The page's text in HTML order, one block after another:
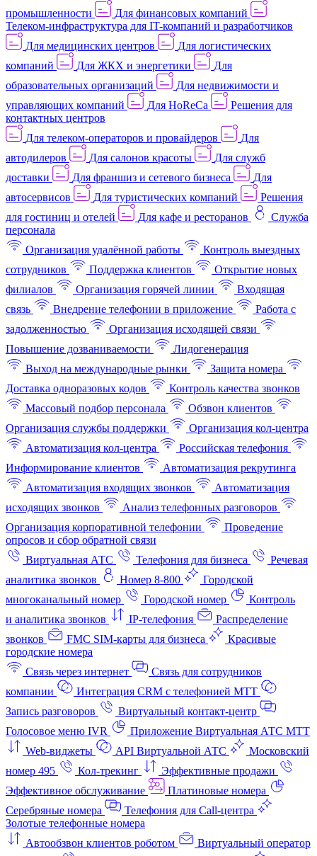
промышленности
Для финансовых компаний
Телеком-инфраструктура для IT-компаний и разработчиков
Для медицинских центров
Для логистических
компаний
Для ЖКХ и энергетики
Для
образовательных организаций
Для недвижимости и
управляющих компаний
Для HoReCa
Решения для
контактных центров
Для телеком-операторов и провайдеров
Для
автодилеров
Для салонов красоты
Для служб
доставки
Для франшиз и сетевого бизнеса
Для
автосервисов
Для туристических компаний
Решения
для гостиниц и отелей
Для кафе и ресторанов
Служба
персонала
Организация удалённой работы
Контроль выездных
сотрудников
Поддержка клиентов
Открытие новых
филиалов
Организация горячей линии
Входящая
связь
Внедрение телефонии в приложение
Работа с
задолженностью
Организация исходящей связи
Повышение дозваниваемости
Лидогенерация
Выход на международные рынки
Защита номера
Доставка одноразовых кодов
Контроль качества звонков
Массовый подбор персонала
Обзвон клиентов
Организация службы поддержки
Организация кол-центра
Автоматизация кол-центра
Российская телефония
Информирование клиентов
Автоматизация рекрутинга
Автоматизация входящих звонков
Автоматизация
исходящих звонков
Анализ телефонных разговоров
Организация корпоративной телефонии
Проведение
опросов и сбор обратной связи
Виртуальная АТС
Телефония для бизнеса
Речевая
аналитика звонков
Номер 8-800
Городской
многоканальный номер
Городской номер
Контроль
и аналитика звонков
IP-телефония
Распределение
звонков
FMC SIM-карты для бизнеса
Красивые
городские номера
Связь через интернет
Связь для сотрудников
компании
Интеграция CRM с телефонией МТТ
Запись разговоров
Виртуальный контакт‑центр
Голосовое меню IVR
Приложение Виртуальная АТС МТТ
Web-виджеты
API Виртуальной АТС
Московский
номер 495
Кол-трекинг
Эффективные продажи
Эффективное обслуживание
Платиновые номера
Серебряные номера
Телефония для Call-центра
Золотые телефонные номера
Автообзвон клиентов роботом
Виртуальный оператор